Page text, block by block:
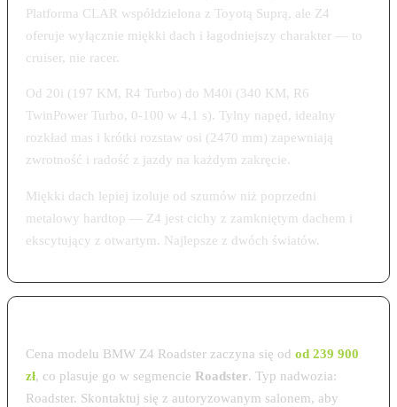
Platforma CLAR współdzielona z Toyotą Suprą, ale Z4
oferuje wyłącznie miękki dach i łagodniejszy charakter — to
cruiser, nie racer.
Od 20i (197 KM, R4 Turbo) do M40i (340 KM, R6
TwinPower Turbo, 0-100 w 4,1 s). Tylny napęd, idealny
rozkład mas i krótki rozstaw osi (2470 mm) zapewniają
zwrotność i radość z jazdy na każdym zakręcie.
Miękki dach lepiej izoluje od szumów niż poprzedni
metalowy hardtop — Z4 jest cichy z zamkniętym dachem i
ekscytujący z otwartym. Najlepsze z dwóch światów.
Cena modelu BMW Z4 Roadster zaczyna się od od 239 900
zł, co plasuje go w segmencie Roadster. Typ nadwozia:
Roadster. Skontaktuj się z autoryzowanym salonem, aby